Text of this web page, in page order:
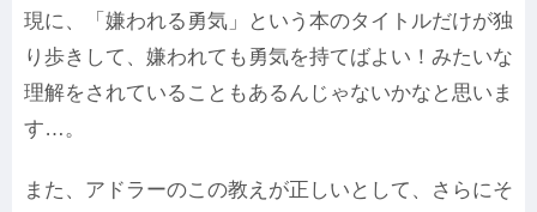
現に、「嫌われる勇気」という本のタイトルだけが独
り歩きして、嫌われても勇気を持てばよい！みたいな
理解をされていることもあるんじゃないかなと思いま
す…。
また、アドラーのこの教えが正しいとして、さらにそ